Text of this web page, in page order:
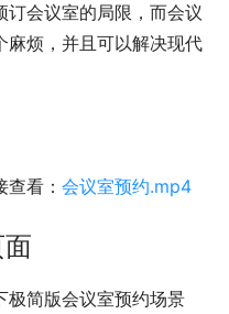
订会议室的局限，而会议
麻烦，并且可以解决现代
看： 会议室预约.mp4
极简版会议室预约场景